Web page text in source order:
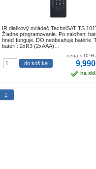
IR diaľkový ovládač TechniSAT TS
Žiadne programovanie. Po založení
hneď funguje. DO neobsahuje batérie.
batérií: 2xR3 (2xAAA)…
cena s DPH
na
1